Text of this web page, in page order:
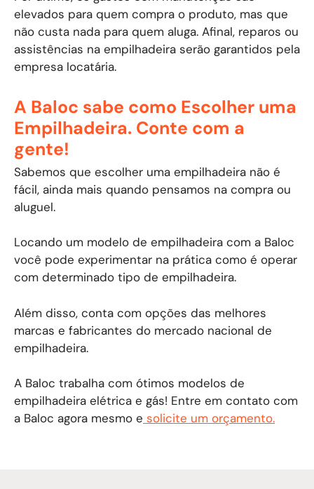
elevados para quem compra o produto, mas que
não custa nada para quem aluga. Afinal, reparos ou
assistências na empilhadeira serão garantidos pela
empresa locatária.
A Baloc sabe como Escolher uma
Empilhadeira. Conte com a
gente!
Sabemos que escolher uma empilhadeira não é
fácil, ainda mais quando pensamos na compra ou
aluguel.
Locando um modelo de empilhadeira com a Baloc
você pode experimentar na prática como é operar
com determinado tipo de empilhadeira.
Além disso, conta com opções das melhores
marcas e fabricantes do mercado nacional de
empilhadeira.
A Baloc trabalha com ótimos modelos de
empilhadeira elétrica e gás! Entre em contato com
a Baloc agora mesmo e solicite um orçamento.